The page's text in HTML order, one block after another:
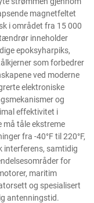
magnetfeltet
i området fra 15 000
inneholder
epoksyharpiks,
som forbedrer
ved moderne
elektroniske
og
effektivitet i
må tåle ekstreme
fra -40°F til 220°F,
interferens, samtidig
for
maritim
og spesialisert
antenningstid.